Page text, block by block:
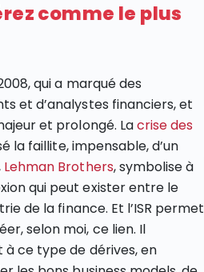
comme le plus
qui a marqué des
et d’analystes financiers, et
et prolongé. Lacrise des
la faillite, impensable, d’un
Lehman Brothers, symbolise à
qui peut exister entre le
de la finance. Et l’ISR permet
selon moi, ce lien. Il
ce type de dérives, en